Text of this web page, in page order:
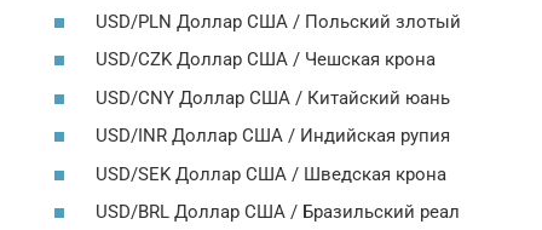
USD/PLN Доллар США / Польский злотый
USD/CZK Доллар США / Чешская крона
USD/CNY Доллар США / Китайский юань
USD/INR Доллар США / Индийская рупия
USD/SEK Доллар США / Шведская крона
USD/BRL Доллар США / Бразильский реал